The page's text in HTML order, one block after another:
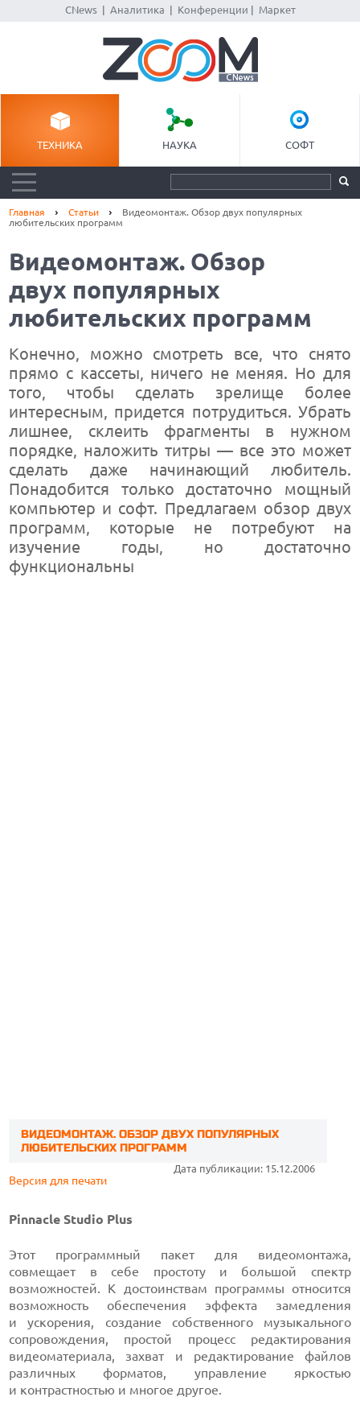
CNews| Аналитика Конференции Маркет
ТЕХНИКА НАУКА СОФТ
Главная Статьи
Видеомонтаж. Обзор двух популярных
любительских программ
Видеомонтаж. Обзор
двух популярных
любительских программ
Конечно, можно смотреть все, что снято
прямо с кассеты, ничего не меняя. Но для
того, чтобы сделать зрелище более
интересным, придется потрудиться. Убрать
лишнее, склеить фрагменты в нужном
порядке, наложить титры — все это может
сделать даже начинающий любитель.
Понадобится только достаточно мощный
компьютер и софт. Предлагаем обзор двух
программ, которые не потребуют на
изучение годы, но достаточно
функциональны
ВИДЕОМОНТАЖ. ОБЗОР ДВУХ ПОПУЛЯРНЫХ
ЛЮБИТЕЛЬСКИХ ПРОГРАММ
Дата публикации: 15.12.2006
Версия для печати
Pinnacle Studio Plus
Этот программный пакет для видеомонтажа,
совмещает в себе простоту и большой спектр
возможностей. К достоинствам программы относится
возможность обеспечения эффекта замедления
и ускорения, создание собственного музыкального
сопровождения, простой процесс редактирования
видеоматериала, захват и редактирование файлов
различных форматов, управление яркостью
и контрастностью и многое другое.